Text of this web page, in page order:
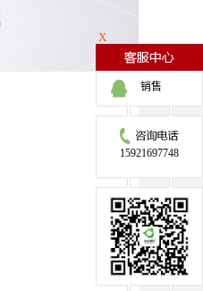
X
销售
15921697748